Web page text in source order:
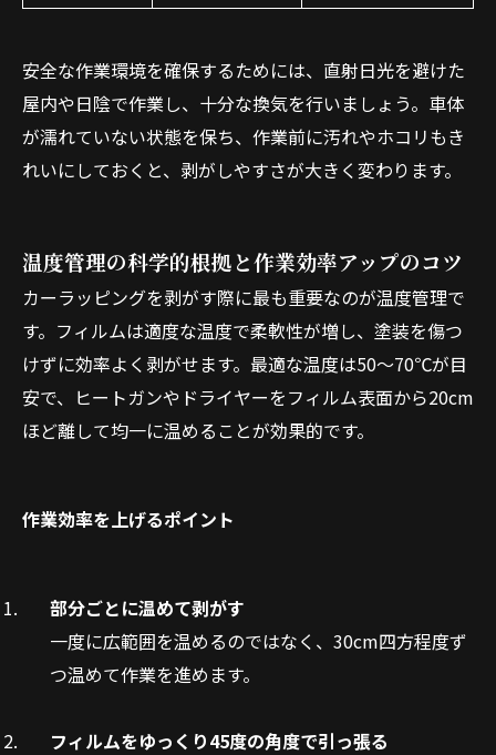
安全な作業環境を確保するためには、直射日光を避けた
屋内や日陰で作業し、十分な換気を行いましょう。車体
が濡れていない状態を保ち、作業前に汚れやホコリもき
れいにしておくと、剥がしやすさが大きく変わります。
温度管理の科学的根拠と作業効率アップのコツ
カーラッピングを剥がす際に最も重要なのが温度管理で
す。フィルムは適度な温度で柔軟性が増し、塗装を傷つ
けずに効率よく剥がせます。最適な温度は50～70℃が目
安で、ヒートガンやドライヤーをフィルム表面から20cm
ほど離して均一に温めることが効果的です。
作業効率を上げるポイント
部分ごとに温めて剥がす
一度に広範囲を温めるのではなく、30cm四方程度ず
つ温めて作業を進めます。
フィルムをゆっくり45度の角度で引っ張る